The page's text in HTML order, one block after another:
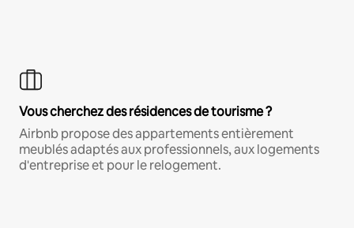
Vous cherchez des résidences de tourisme ?
Airbnb propose des appartements entièrement
meublés adaptés aux professionnels, aux logements
d'entreprise et pour le relogement.